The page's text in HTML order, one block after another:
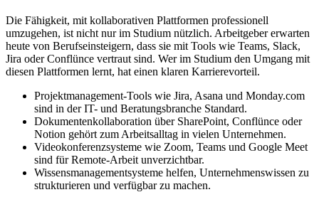
Die Fähigkeit, mit kollaborativen Plattformen professionell
umzugehen, ist nicht nur im Studium nützlich. Arbeitgeber erwarten
heute von Berufseinsteigern, dass sie mit Tools wie Teams, Slack,
Jira oder Conflünce vertraut sind. Wer im Studium den Umgang mit
diesen Plattformen lernt, hat einen klaren Karrierevorteil.
Projektmanagement-Tools wie Jira, Asana und Monday.com
sind in der IT- und Beratungsbranche Standard.
Dokumentenkollaboration über SharePoint, Conflünce oder
Notion gehört zum Arbeitsalltag in vielen Unternehmen.
Videokonferenzsysteme wie Zoom, Teams und Google Meet
sind für Remote-Arbeit unverzichtbar.
Wissensmanagementsysteme helfen, Unternehmenswissen zu
strukturieren und verfügbar zu machen.